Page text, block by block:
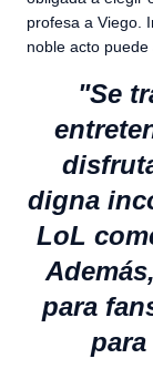
profesa a Viego.
noble acto
"Se
digna
LoL
para